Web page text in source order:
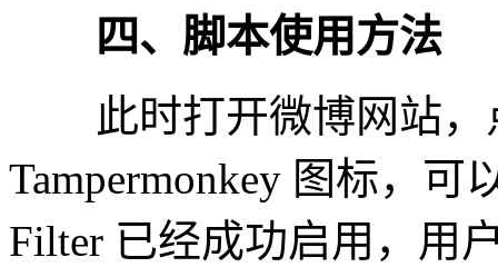
四、脚本使用方法
此时打开微博网站，
Tampermonkey 图标，可
Filter 已经成功启用，用